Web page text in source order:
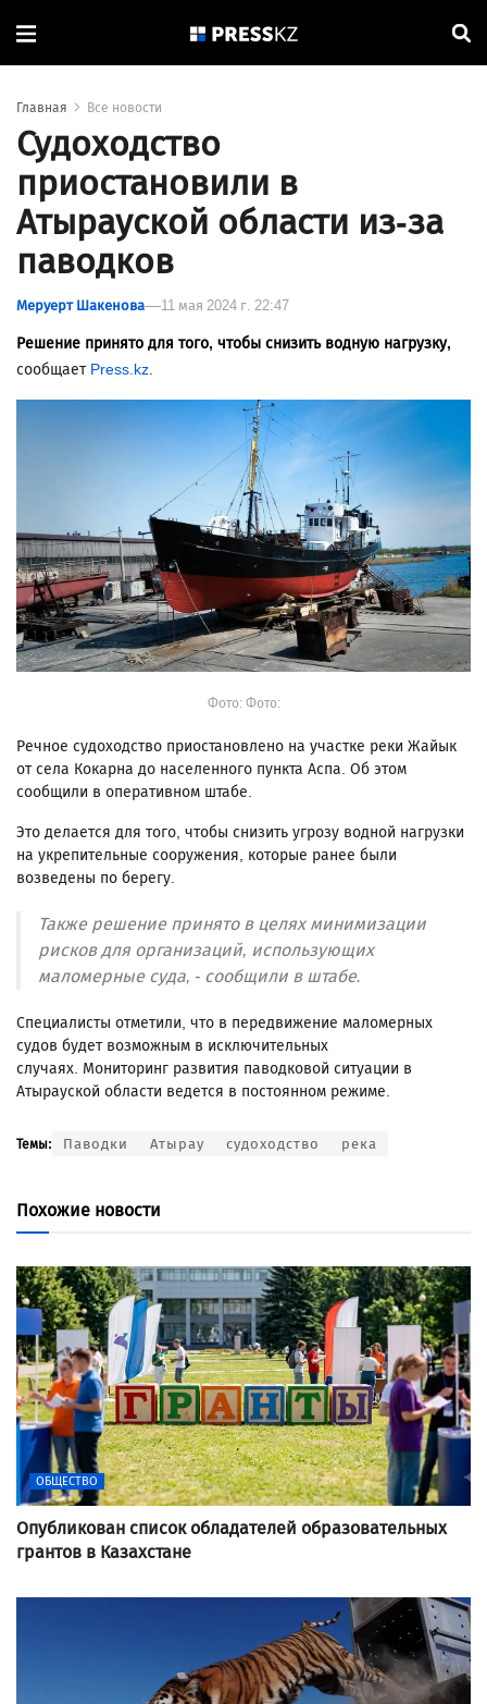
Главная Все новости
Судоходство
приостановили в
Атырауской области из-за
паводков
Меруерт Шакенова 11 мая 2024 г. 22:47
Решение принято для того, чтобы снизить водную нагрузку,
сообщает Press.kz.
Фото: Фото:
Речное судоходство приостановлено на участке реки Жайык
от села Кокарна до населенного пункта Аспа. Об этом
сообщили в оперативном штабе.
Это делается для того, чтобы снизить угрозу водной нагрузки
на укрепительные сооружения, которые ранее были
возведены по берегу.
Также решение принято в целях минимизации
рисков для организаций, использующих
маломерные суда, - сообщили в штабе.
Специалисты отметили, что в передвижение маломерных
судов будет возможным в исключительных
случаях. Мониторинг развития паводковой ситуации в
Атырауской области ведется в постоянном режиме.
Темы: Паводки Атырау судоходство река
Похожие новости
ОБЩЕСТВО
Опубликован список обладателей образовательных
грантов в Казахстане